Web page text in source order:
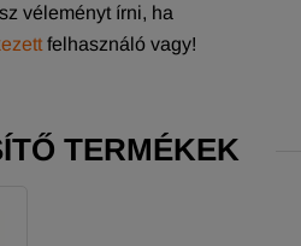
véleményt írni, ha
felhasználó vagy!
TERMÉKEK